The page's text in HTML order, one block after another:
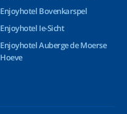
Enjoyhotel Bovenkarspel
Enjoyhotel Ie-Sicht
Enjoyhotel Auberge de Moerse
Hoeve